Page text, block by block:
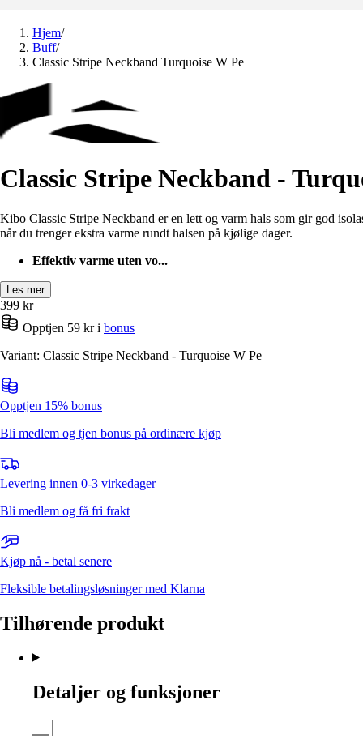
Hjem/
Buff/
Classic Stripe Neckband Turquoise W Pe
Classic Stripe Neckband -
Kibo Classic Stripe Neckband er en lett og varm hals som gir god
når du trenger ekstra varme rundt halsen på kjølige dager.
Effektiv varme uten vo...
Les mer
399 kr
Opptjen 59 kr i bonus
Variant: Classic Stripe Neckband - Turquoise W Pe
Opptjen 15% bonus
Bli medlem og tjen bonus på ordinære kjøp
Levering innen 0-3 virkedager
Bli medlem og få fri frakt
Kjøp nå - betal senere
Fleksible betalingsløsninger med Klarna
Tilhørende produkt
Detaljer og funksjoner